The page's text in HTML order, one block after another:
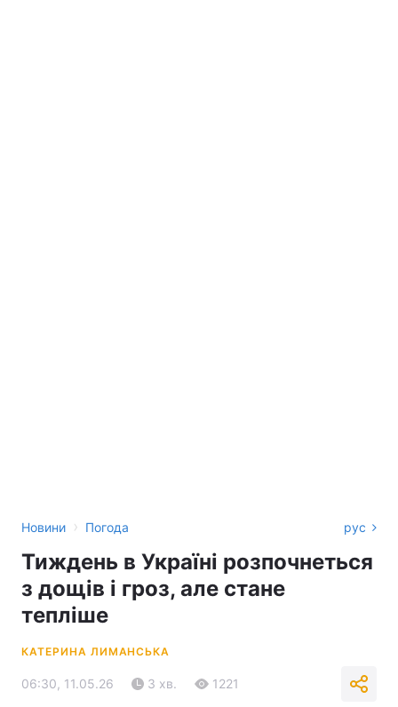
Новини › Погода рус
Тиждень в Україні розпочнеться
з дощів і гроз, але стане
тепліше
КАТЕРИНА ЛИМАНСЬКА
06:30, 11.05.26 3 хв. 1221